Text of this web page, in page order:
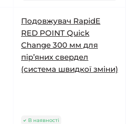
Подовжувач RapidE
RED POINT Quick
Change 300 мм для
пір’яних свердел
(система швидкої зміни)
В наявності